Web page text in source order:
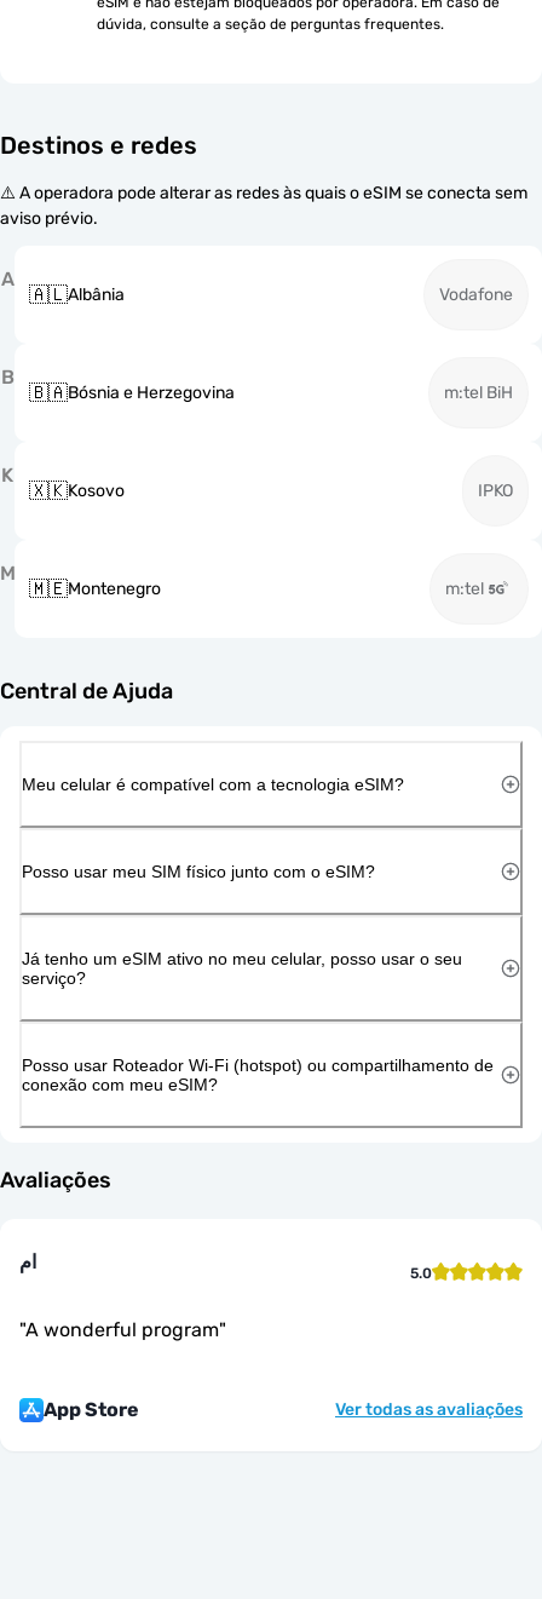
dúvida, consulte a seção de perguntas frequentes.
Destinos e redes
⚠️ A operadora pode alterar as redes às quais o eSIM se conecta sem
aviso prévio.
A
🇦🇱Albânia Vodafone
B
🇧🇦Bósnia e Herzegovina m:tel BiH
K
🇽🇰Kosovo IPKO
M
🇲🇪Montenegro m:tel
Central de Ajuda
Meu celular é compatível com a tecnologia eSIM?
Posso usar meu SIM físico junto com o eSIM?
Já tenho um eSIM ativo no meu celular, posso usar o seu
serviço?
Posso usar Roteador Wi-Fi (hotspot) ou compartilhamento de
conexão com meu eSIM?
Avaliações
ام 5.0
"A wonderful program"
App Store Ver todas as avaliações